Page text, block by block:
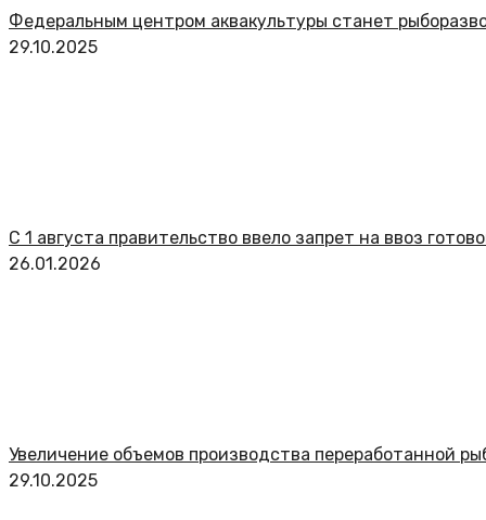
Федеральным центром аквакультуры станет
29.10.2025
С 1 августа правительство ввело запрет на ввоз
26.01.2026
Увеличение объемов производства переработанной
29.10.2025